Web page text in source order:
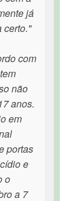
já
certo."
com
não
anos.
em
portas
e
o
a 7